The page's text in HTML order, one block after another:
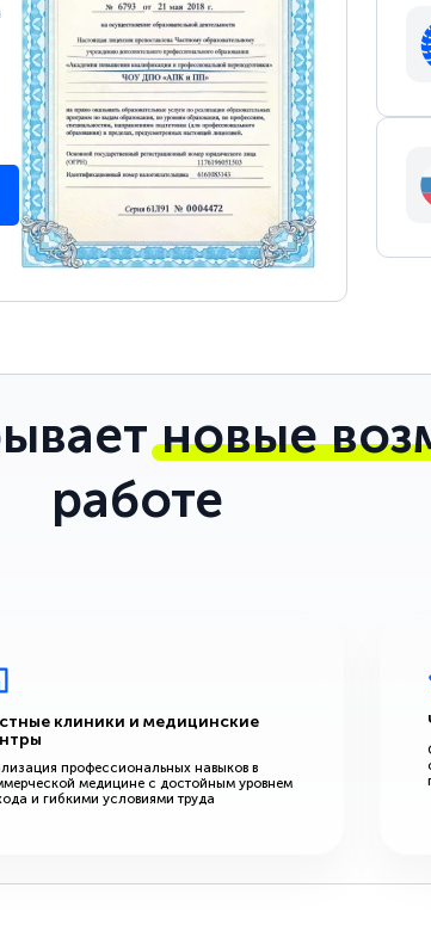
новые
работе
клиники и медицинские
профессиональных навыков в
медицине с достойным уровнем
и гибкими условиями труда